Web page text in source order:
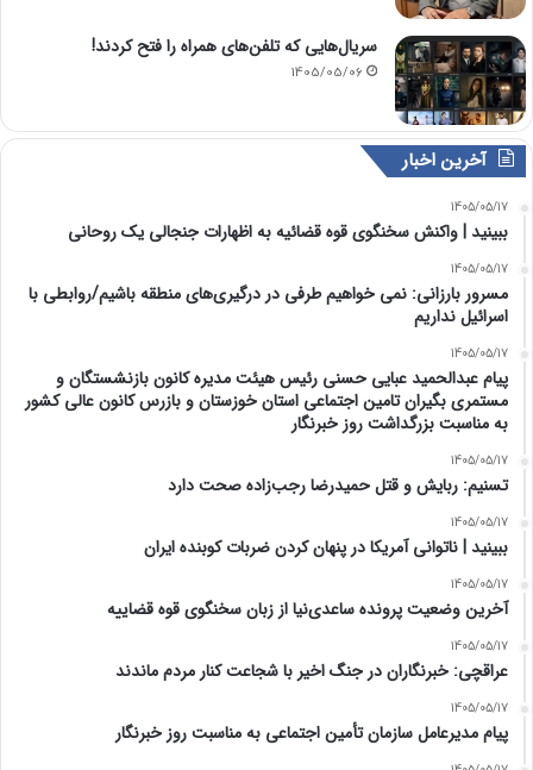
سریال‌هایی که تلفن‌های همراه را فتح کردند!
1405/05/06
آخرین اخبار
1405/05/17
ببینید | واکنش سخنگوی قوه قضائیه به اظهارات جنجالی یک روحانی
1405/05/17
مسرور بارزانی: نمی خواهیم طرفی در درگیری‌های منطقه باشیم/روابطی با
اسرائیل نداریم
1405/05/17
پیام عبدالحمید عبایی حسنی رئیس هیئت مدیره کانون بازنشستگان و
مستمری بگیران تامین اجتماعی استان خوزستان و بازرس کانون عالی کشور
به مناسبت بزرگداشت روز خبرنگار
1405/05/17
تسنیم: ربایش و قتل حمیدرضا رجب‌زاده صحت دارد
1405/05/17
‏ببینید | ناتوانی آمریکا در پنهان کردن ضربات کوبنده ایران
1405/05/17
آخرین وضعیت پرونده ساعدی‌نیا از زبان سخنگوی قوه قضاییه
1405/05/17
عراقچی: خبرنگاران در جنگ اخیر با شجاعت کنار مردم ماندند
1405/05/17
پیام مدیرعامل سازمان تأمین اجتماعی به مناسبت روز خبرنگار